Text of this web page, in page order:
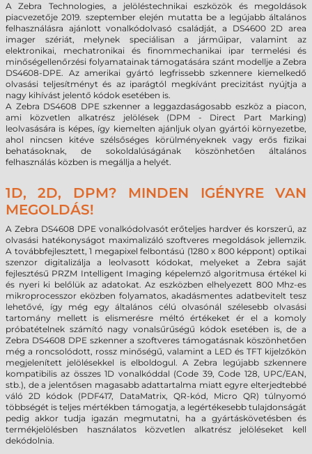
A Zebra Technologies, a jelöléstechnikai eszközök és megoldások
piacvezetője 2019. szeptember elején mutatta be a legújabb általános
felhasználásra ajánlott vonalkódolvasó családját, a DS4600 2D area
imager szériát, melynek speciálisan a járműipar, valamint az
elektronikai, mechatronikai és finommechanikai ipar termelési és
minőségellenőrzési folyamatainak támogatására szánt modellje a Zebra
DS4608-DPE. Az amerikai gyártó legfrissebb szkennere kiemelkedő
olvasási teljesítményt és az iparágtól megkívánt precizitást nyújtja a
nagy kihívást jelentő kódok esetében is.
A Zebra DS4608 DPE szkenner a leggazdaságosabb eszköz a piacon,
ami közvetlen alkatrész jelölések (DPM - Direct Part Marking)
leolvasására is képes, így kiemelten ajánljuk olyan gyártói környezetbe,
ahol nincsen kitéve szélsőséges körülményeknek vagy erős fizikai
behatásoknak, de sokoldalúságának köszönhetően általános
felhasználás közben is megállja a helyét.
1D, 2D, DPM? MINDEN IGÉNYRE VAN
MEGOLDÁS!
A Zebra DS4608 DPE vonalkódolvasót erőteljes hardver és korszerű, az
olvasási hatékonyságot maximalizáló szoftveres megoldások jellemzik.
A továbbfejlesztett, 1 megapixel felbontású (1280 x 800 képpont) optikai
szenzor digitalizálja a leolvasott kódokat, melyeket a Zebra saját
fejlesztésű PRZM Intelligent Imaging képelemző algoritmusa értékel ki
és nyeri ki belőlük az adatokat. Az eszközben elhelyezett 800 Mhz-es
mikroprocesszor eközben folyamatos, akadásmentes adatbevitelt tesz
lehetővé, így még egy általános célú olvasónál szélesebb olvasási
tartomány mellett is elismerésre méltó értékeket ér el a komoly
próbatételnek számító nagy vonalsűrűségű kódok esetében is, de a
Zebra DS4608 DPE szkenner a szoftveres támogatásnak köszönhetően
még a roncsolódott, rossz minőségű, valamint a LED és TFT kijelzőkön
megjelenített jelölésekkel is elboldogul. A Zebra legújabb szkennere
kompatibilis az összes 1D vonalkóddal (Code 39, Code 128, UPC/EAN,
stb.), de a jelentősen magasabb adattartalma miatt egyre elterjedtebbé
váló 2D kódok (PDF417, DataMatrix, QR-kód, Micro QR) túlnyomó
többségét is teljes mértékben támogatja, a legértékesebb tulajdonságát
pedig akkor tudja igazán megmutatni, ha a gyártáskövetésben és
termékjelölésben használatos közvetlen alkatrész jelöléseket kell
dekódolnia.